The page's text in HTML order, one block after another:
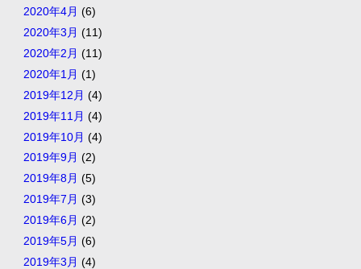
2020年4月 (6)
2020年3月 (11)
2020年2月 (11)
2020年1月 (1)
2019年12月 (4)
2019年11月 (4)
2019年10月 (4)
2019年9月 (2)
2019年8月 (5)
2019年7月 (3)
2019年6月 (2)
2019年5月 (6)
2019年3月 (4)